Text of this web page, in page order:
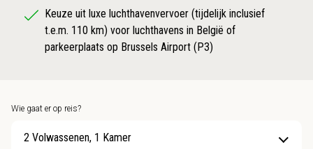
Keuze uit luxe luchthavenvervoer (tijdelijk inclusief
t.e.m. 110 km) voor luchthavens in België of
parkeerplaats op Brussels Airport (P3)
Wie gaat er op reis?
2 Volwassenen, 1 Kamer